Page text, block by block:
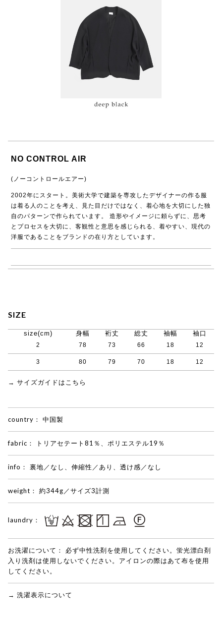
NO CONTROL AIR
(ノーコントロールエアー)
2002年にスタート。美術大学で建築を専攻したデザイナーの作る服
は着る人のことを考え、見た目だけではなく、着心地を大切にした独
自のパターンで作られています。 造形やイメージに頼らずに、思考
とプロセスを大切に、客観性と意思を感じられる、着やすい、現代の
洋服であることをブランドの在り方としています。
SIZE
size(cm) 身幅 裄丈 総丈 袖幅 袖口
2 78 73 66 18 12
3 80 79 70 18 12
→ サイズガイドはこちら
country： 中国製
fabric： トリアセテート81％、ポリエステル19％
info： 裏地／なし、伸縮性／あり、透け感／なし
weight： 約344g／サイズ3計測
laundry：
お洗濯について：
必ず中性洗剤を使用してください。蛍光漂白剤
入り洗剤は使用しないでください。アイロンの際はあて布を使用
してください。
→ 洗濯表示について